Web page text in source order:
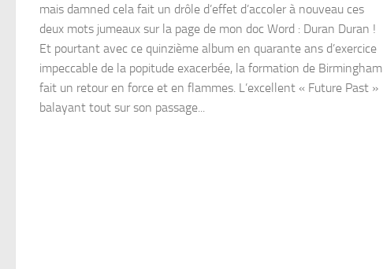
mais damned cela fait un drôle d’effet d’accoler à nouveau ces
deux mots jumeaux sur la page de mon doc Word : Duran Duran !
Et pourtant avec ce quinzième album en quarante ans d’exercice
impeccable de la popitude exacerbée, la formation de Birmingham
fait un retour en force et en flammes. L’excellent « Future Past »
balayant tout sur son passage...